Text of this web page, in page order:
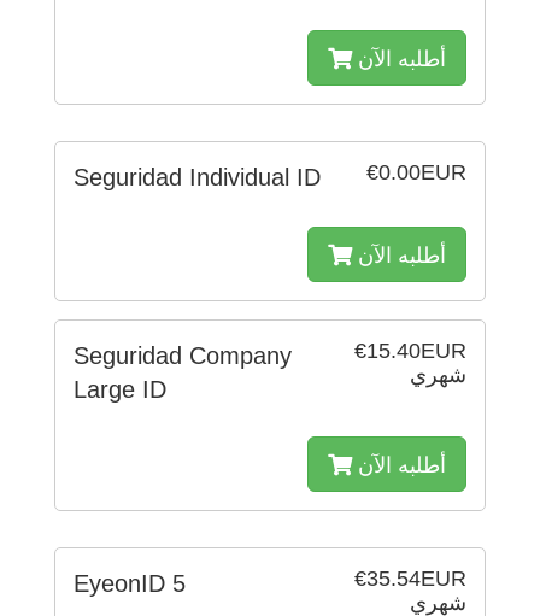
أطلبه الآن
€0.00EUR
Seguridad Individual ID
أطلبه الآن
€15.40EUR
شهري
Seguridad Company
Large ID
أطلبه الآن
€35.54EUR
شهري
EyeonID 5